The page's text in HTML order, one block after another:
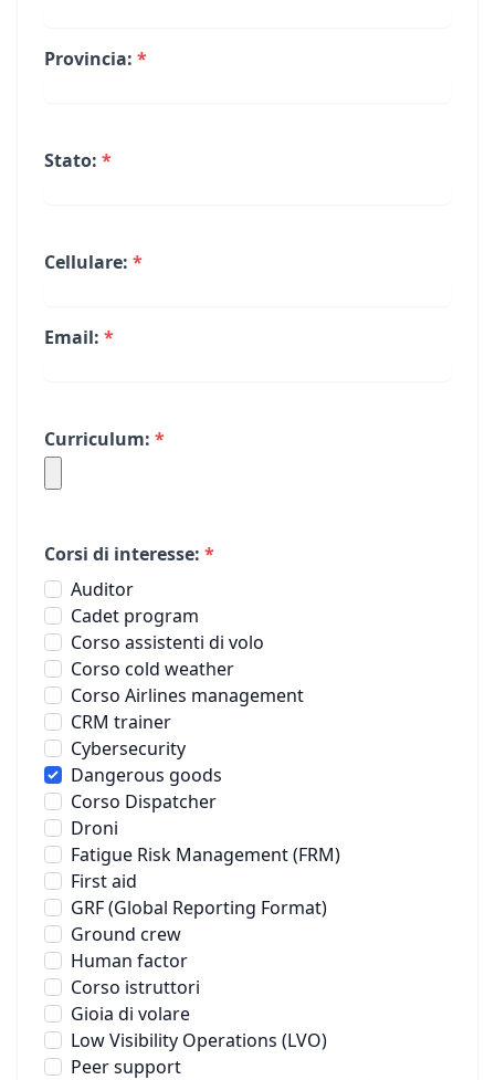
Provincia: *
Stato: *
Cellulare: *
Email: *
Curriculum: *
Corsi di interesse: *
Auditor
Cadet program
Corso assistenti di volo
Corso cold weather
Corso Airlines management
CRM trainer
Cybersecurity
Dangerous goods
Corso Dispatcher
Droni
Fatigue Risk Management (FRM)
First aid
GRF (Global Reporting Format)
Ground crew
Human factor
Corso istruttori
Gioia di volare
Low Visibility Operations (LVO)
Peer support